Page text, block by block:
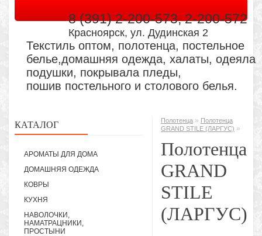
8 (391) 2-200-573, 2-200-572
Красноярск, ул. Дудинская 2
Текстиль оптом, полотенца, постельное
белье,домашняя одежда, халаты, одеяла
подушки, покрывала пледы,
пошив постельного и столового белья.
КАТАЛОГ
АРОМАТЫ ДЛЯ ДОМА
ДОМАШНЯЯ ОДЕЖДА
КОВРЫ
КУХНЯ
НАВОЛОЧКИ,
НАМАТРАЦНИКИ,
ПРОСТЫНИ
Полотенца » Полотенца
GRAND STILE (ЛАРГУС) »
Полотенца
GRAND
STILE
(ЛАРГУС)